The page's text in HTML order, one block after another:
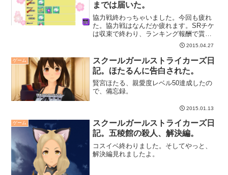
までは届いた。
協力戦終わっちゃいました。今回も疲れ
た。協力戦はなんだか疲れます。SRチケ
は収束で終わり、ランキング報酬で貰っ
たレアチケでチカちゃん変身コスゲッ
2015.04.27
ゲーム
スクールガールストライカーズ日
記。ほたるんに告白された。
賢宮ほたる、親愛度レベル50達成したの
で、備忘録。
2015.01.13
ゲーム
スクールガールストライカーズ日
記。五稜館の殺人、解決編。
コスイベ終わりました。そしてやっと、
解決編見れましたよ。